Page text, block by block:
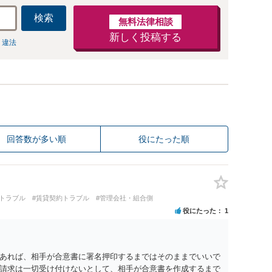
検索
違法
無料法律相談
新しく投稿する
回答数が多い順 役にたった順
ラブル #賃貸契約トラブル
#管理会社・組合側
役にたった
1
れば、相手が合意書に署名押印するまではそのままでいいで
求は一切受け付けないとして、相手が合意書を作成するまで